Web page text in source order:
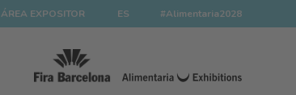
ÁREA EXPOSITOR ES #Alimentaria2028